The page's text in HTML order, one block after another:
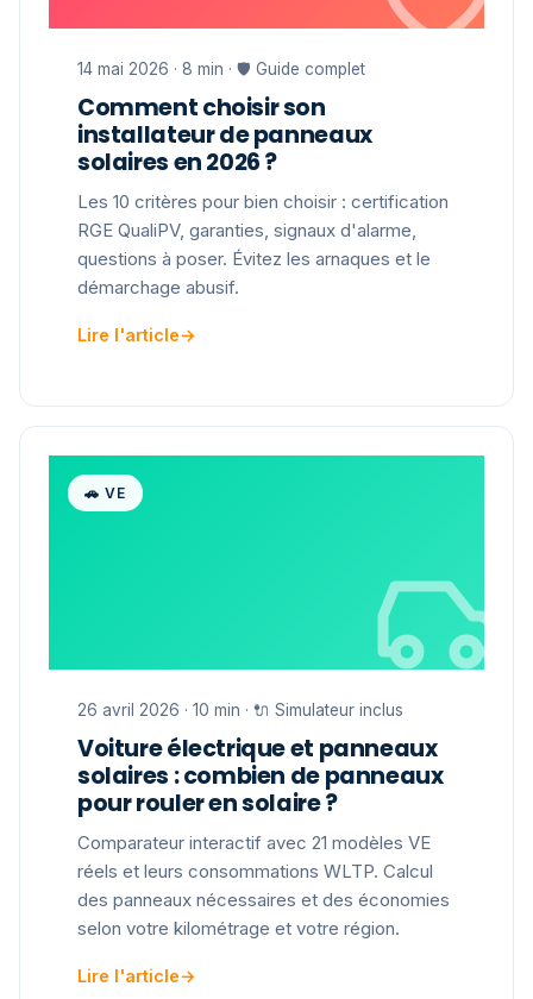
14 mai 2026 · 8 min · 🛡 Guide complet
Comment choisir son
installateur de panneaux
solaires en 2026 ?
Les 10 critères pour bien choisir : certification
RGE QualiPV, garanties, signaux d'alarme,
questions à poser. Évitez les arnaques et le
démarchage abusif.
Lire l'article→
🚗 VE
26 avril 2026 · 10 min · 🔌 Simulateur inclus
Voiture électrique et panneaux
solaires : combien de panneaux
pour rouler en solaire ?
Comparateur interactif avec 21 modèles VE
réels et leurs consommations WLTP. Calcul
des panneaux nécessaires et des économies
selon votre kilométrage et votre région.
Lire l'article→